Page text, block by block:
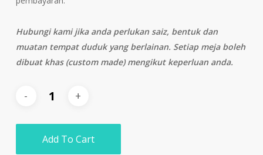
Hubungi kami jika anda perlukan saiz, bentuk dan
muatan tempat duduk yang berlainan. Setiap meja boleh
dibuat khas (custom made) mengikut keperluan anda.
Add To Cart